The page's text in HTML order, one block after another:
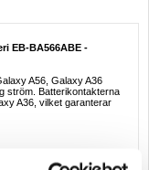
EB-BA566ABE -
A56, Galaxy A36
ström. Batterikontakterna
A36, vilket garanterar